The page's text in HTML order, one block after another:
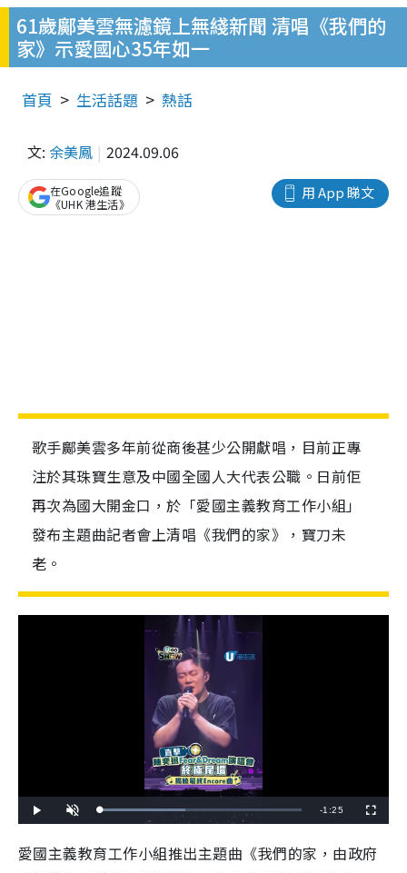
61歲鄺美雲無濾鏡上無綫新聞 清唱《我們的
家》示愛國心35年如一
首頁 生活話題 熱話
文: 余美鳳 2024.09.06
用 App 睇文
在Google追蹤
《UHK 港生活》
歌手鄺美雲多年前從商後甚少公開獻唱，目前正專
注於其珠寶生意及中國全國人大代表公職。日前佢
再次為國大開金口，於「愛國主義教育工作小組」
發布主題曲記者會上清唱《我們的家》，寶刀未
老。
l
n
t
e
L
o
e
d
R
-1:25
u
s
c
愛國主義教育工作小組推出主題曲《我們的家，由政府